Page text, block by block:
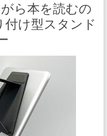
ら本を読むの
付け型スタンド